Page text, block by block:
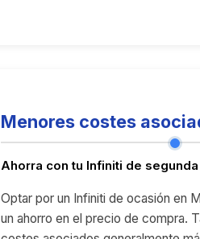
Menores costes
Ahorra con tu Infiniti de
Optar por un Infiniti de ocasión en
un ahorro en el precio de compra.